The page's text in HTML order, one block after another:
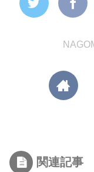
関連記事